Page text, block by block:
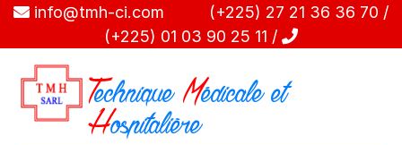
info@tmh-ci.com (+225) 27 21 36 36 70 /
(+225) 01 03 90 25 11 /
TechniqueMédicale et
Hospitalière